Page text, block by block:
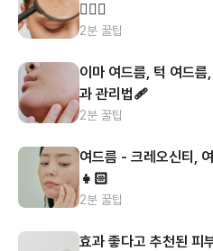
👩🏻‍⚕️
2분 꿀팁
이마 여드름, 턱 여드
과 관리법🩹
2분 꿀팁
여드름 - 크레오신티,
👧🏻
2분 꿀팁
효과 좋다고 추천된 피